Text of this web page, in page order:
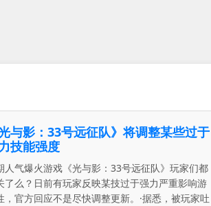
光与影：33号远征队》将调整某些过于
技能强度
人气爆火游戏《光与影：33号远征队》玩家们都
了么？日前有玩家反映某技过于强力严重影响游
，官方回应不是尽快调整更新。·据悉，被玩家吐